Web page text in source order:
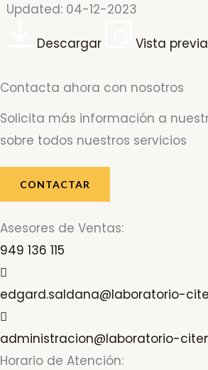
Updated: 04-12-2023
Descargar
Vista previa
Contacta ahora con nosotros
Solicita más información a
sobre todos nuestros servicios
CONTACTAR
Asesores de Ventas:
949 136 115
edgard.saldana@laboratorio-
administracion@laboratorio-
Horario de Atención: